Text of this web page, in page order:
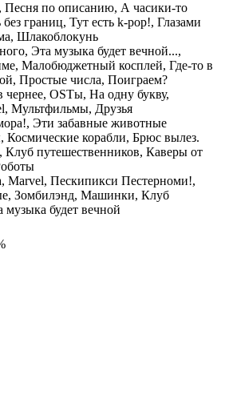
Песня по описанию, А часики-то
границ, Тут есть k-pop!, Глазами
Шлакоблокунь
Эта музыка будет вечной...,
Малобюджетный косплей, Где-то в
Простые числа, Поиграем?
чернее, OSTы, На одну букву,
Мультфильмы, Друзья
Эти забавные животные
Космические корабли, Брюс вылез.
Клуб путешественников, Каверы от
Marvel, Пескипикси Пестерноми!,
Зомбилэнд, Машинки, Клуб
музыка будет вечной